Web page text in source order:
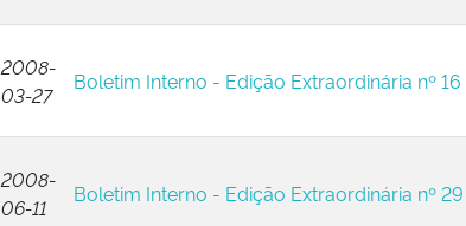
2008-
03-27
Boletim Interno - Edição Extraordinária nº 16
2008-
06-11
Boletim Interno - Edição Extraordinária nº 29